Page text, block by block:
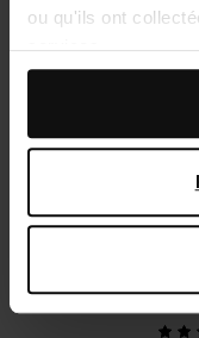
ou qu'ils ont
services.
En outre, nous
publicité et de
page
de Google,
Échanger et
Magasins
Instagram